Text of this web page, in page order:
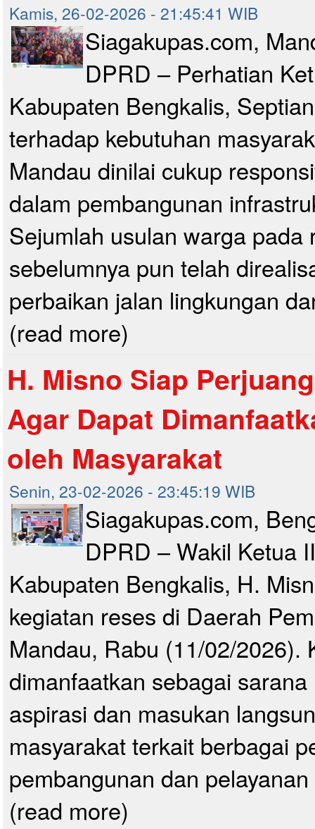
Kamis, 26-02-2026 - 21:45:41 WIB
Siagakupas.com,
DPRD – Perhatian
Kabupaten Bengkalis,
terhadap kebutuhan
Mandau dinilai cukup
dalam pembangunan
Sejumlah usulan warga pada
sebelumnya pun telah
perbaikan jalan lingkungan
(read more)
H. Misno Siap
Agar Dapat
oleh Masyarakat
Senin, 23-02-2026 - 23:45:19 WIB
Siagakupas.com,
DPRD – Wakil Ketua
Kabupaten Bengkalis, H.
kegiatan reses di Daerah
Mandau, Rabu (11/02/2026).
dimanfaatkan sebagai
aspirasi dan masukan
masyarakat terkait berbagai
pembangunan dan
(read more)